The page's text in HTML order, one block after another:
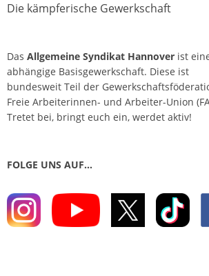
Die kämpferische Gewerkschaft
Das Allgemeine Syndikat Hannover ist
abhängige Basis­gewerkschaft. Diese ist
bundesweit Teil der
Freie Arbeiterinnen- und Arbeiter-Union
Tretet bei, bringt euch ein, werdet aktiv!
FOLGE UNS AUF…